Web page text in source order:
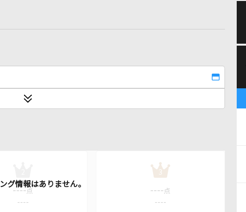
---- 点
----
3
---- 点
----